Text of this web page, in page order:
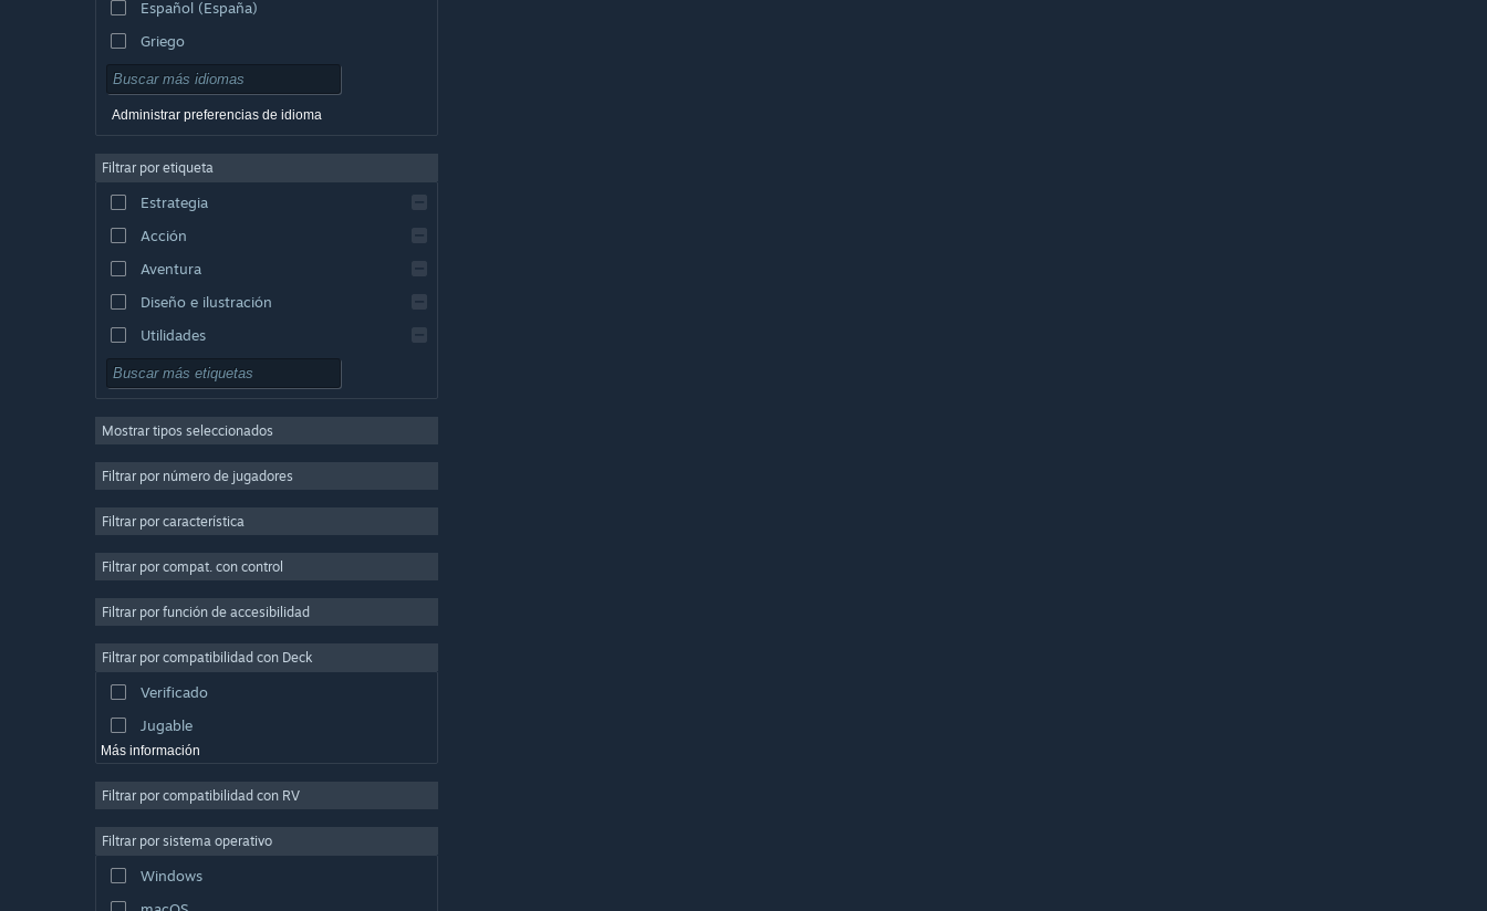
Español (España)
Griego
Administrar preferencias de idioma
Filtrar por etiqueta
Estrategia
Acción
Aventura
Diseño e ilustración
Utilidades
Free to Play
Multijugador masivo
Casuales
Simuladores
Producción de video
Edición fotográfica
Mostrar tipos seleccionados
Filtrar por número de jugadores
Filtrar por característica
Filtrar por compat. con control
Filtrar por función de accesibilidad
Filtrar por compatibilidad con Deck
Verificado
Jugable
Más información
Filtrar por compatibilidad con RV
Filtrar por sistema operativo
Windows